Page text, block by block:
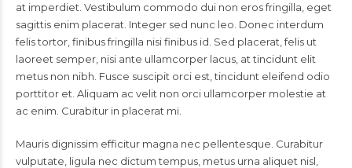
at imperdiet. Vestibulum commodo dui non eros fringilla, eget
sagittis enim placerat. Integer sed nunc leo. Donec interdum
felis tortor, finibus fringilla nisi finibus id. Sed placerat, felis ut
laoreet semper, nisi ante ullamcorper lacus, at tincidunt elit
metus non nibh. Fusce suscipit orci est, tincidunt eleifend odio
porttitor et. Aliquam ac velit non orci ullamcorper molestie at
ac enim. Curabitur in placerat mi.
Mauris dignissim efficitur magna nec pellentesque. Curabitur
vulputate, ligula nec dictum tempus, metus urna aliquet nisl,